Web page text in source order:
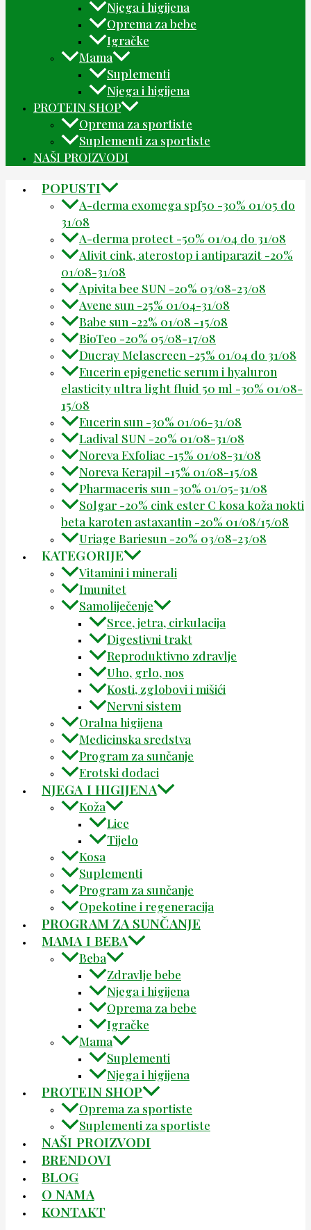
Njega i higijena
Oprema za bebe
Igračke
Mama
Suplementi
Njega i higijena
PROTEIN SHOP
Oprema za sportiste
Suplementi za sportiste
NAŠI PROIZVODI
POPUSTI
A-derma exomega spf50 -30% 01/05 do
31/08
A-derma protect -50% 01/04 do 31/08
Alivit cink, aterostop i antiparazit -20%
01/08-31/08
Apivita bee SUN -20% 03/08-23/08
Avene sun -25% 01/04-31/08
Babe sun -22% 01/08 -15/08
BioTeo -20% 05/08-17/08
Ducray Melascreen -25% 01/04 do 31/08
Eucerin epigenetic serum i hyaluron
elasticity ultra light fluid 50 ml -30% 01/08-
15/08
Eucerin sun -30% 01/06-31/08
Ladival SUN -20% 01/08-31/08
Noreva Exfoliac -15% 01/08-31/08
Noreva Kerapil -15% 01/08-15/08
Pharmaceris sun -30% 01/05-31/08
Solgar -20% cink ester C kosa koža nokti
beta karoten astaxantin -20% 01/08/15/08
Uriage Bariesun -20% 03/08-23/08
KATEGORIJE
Vitamini i minerali
Imunitet
Samoliječenje
Srce, jetra, cirkulacija
Digestivni trakt
Reproduktivno zdravlje
Uho, grlo, nos
Kosti, zglobovi i mišići
Nervni sistem
Oralna higijena
Medicinska sredstva
Program za sunčanje
Erotski dodaci
NJEGA I HIGIJENA
Koža
Lice
Tijelo
Kosa
Suplementi
Program za sunčanje
Opekotine i regeneracija
PROGRAM ZA SUNČANJE
MAMA I BEBA
Beba
Zdravlje bebe
Njega i higijena
Oprema za bebe
Igračke
Mama
Suplementi
Njega i higijena
PROTEIN SHOP
Oprema za sportiste
Suplementi za sportiste
NAŠI PROIZVODI
BRENDOVI
BLOG
O NAMA
KONTAKT